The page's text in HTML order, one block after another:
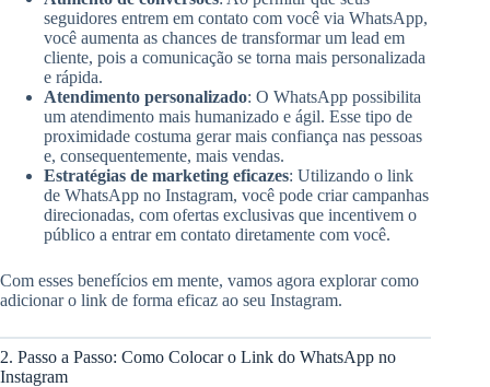
seguidores entrem em contato com você via WhatsApp,
você aumenta as chances de transformar um lead em
cliente, pois a comunicação se torna mais personalizada
e rápida.
Atendimento personalizado: O WhatsApp possibilita
um atendimento mais humanizado e ágil. Esse tipo de
proximidade costuma gerar mais confiança nas pessoas
e, consequentemente, mais vendas.
Estratégias de marketing eficazes: Utilizando o link
de WhatsApp no Instagram, você pode criar campanhas
direcionadas, com ofertas exclusivas que incentivem o
público a entrar em contato diretamente com você.
Com esses benefícios em mente, vamos agora explorar como
adicionar o link de forma eficaz ao seu Instagram.
2. Passo a Passo: Como Colocar o Link do WhatsApp no
Instagram